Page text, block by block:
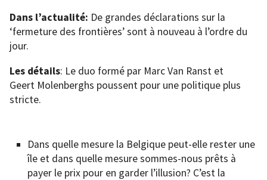
Dans l’actualité: De grandes déclarations sur la
‘fermeture des frontières’ sont à nouveau à l’ordre du
jour.
Les détails: Le duo formé par Marc Van Ranst et
Geert Molenberghs poussent pour une politique plus
stricte.
Dans quelle mesure la Belgique peut-elle rester une
île et dans quelle mesure sommes-nous prêts à
payer le prix pour en garder l’illusion? C’est la